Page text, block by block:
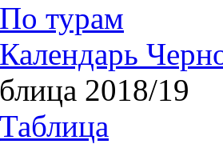
По турам
Календарь
2018/19
Таблица